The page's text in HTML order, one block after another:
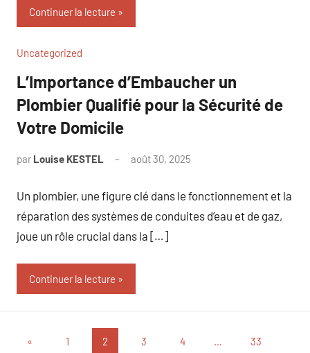
Continuer la lecture
Uncategorized
L’Importance d’Embaucher un
Plombier Qualifié pour la Sécurité de
Votre Domicile
par Louise KESTEL août 30, 2025
Un plombier, une figure clé dans le fonctionnement et la
réparation des systèmes de conduites d’eau et de gaz,
joue un rôle crucial dans la […]
Continuer la lecture
Pagination
« Publications
1 2 3 4 … 33